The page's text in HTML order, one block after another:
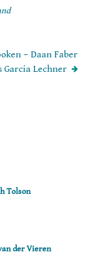
– Daan Faber
Garcia Lechner
Tolson
der Vieren